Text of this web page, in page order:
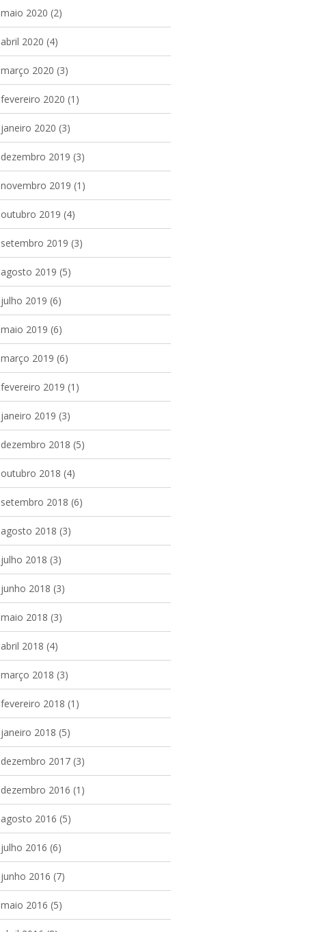
maio 2020 (2)
abril 2020 (4)
março 2020 (3)
fevereiro 2020 (1)
janeiro 2020 (3)
dezembro 2019 (3)
novembro 2019 (1)
outubro 2019 (4)
setembro 2019 (3)
agosto 2019 (5)
julho 2019 (6)
maio 2019 (6)
março 2019 (6)
fevereiro 2019 (1)
janeiro 2019 (3)
dezembro 2018 (5)
outubro 2018 (4)
setembro 2018 (6)
agosto 2018 (3)
julho 2018 (3)
junho 2018 (3)
maio 2018 (3)
abril 2018 (4)
março 2018 (3)
fevereiro 2018 (1)
janeiro 2018 (5)
dezembro 2017(3)
dezembro 2016 (1)
agosto 2016 (5)
julho 2016 (6)
junho 2016 (7)
maio 2016 (5)